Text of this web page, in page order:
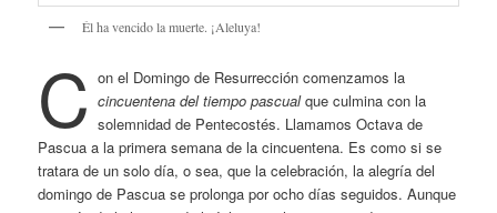
Él ha vencido la muerte. ¡Aleluya!
C on el Domingo de Resurrección comenzamos la
cincuentena del tiempo pascualque culmina con la
solemnidad de Pentecostés. Llamamos Octava de
Pascua a la primera semana de la cincuentena. Es como si se
tratara de un solo día, o sea, que la celebración, la alegría del
domingo de Pascua se prolonga por ocho días seguidos. Aunque